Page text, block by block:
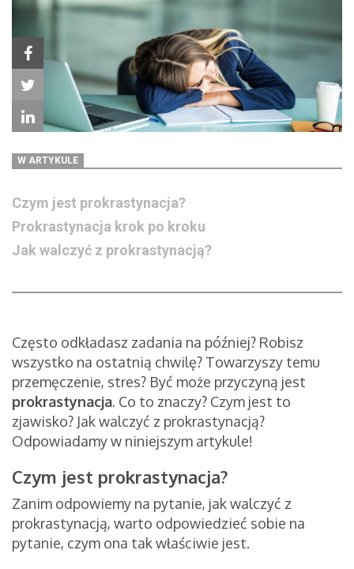
W ARTYKULE
Czym jest prokrastynacja?
Prokrastynacja krok po kroku
Jak walczyć z prokrastynacją?
Często odkładasz zadania na później? Robisz
wszystko na ostatnią chwilę? Towarzyszy temu
przemęczenie, stres? Być może przyczyną jest
prokrastynacja. Co to znaczy? Czym jest to
zjawisko? Jak walczyć z prokrastynacją?
Odpowiadamy w niniejszym artykule!
Czym jest prokrastynacja?
Zanim odpowiemy na pytanie, jak walczyć z
prokrastynacją, warto odpowiedzieć sobie na
pytanie, czym ona tak właściwie jest.